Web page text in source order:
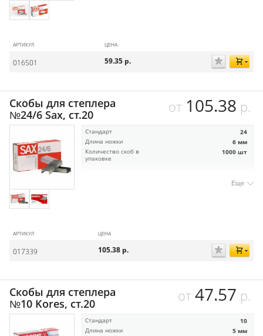
АРТИКУЛ ЦЕНА
016501 59.35 р.
Скобы для степлера
№24/6 Sax, ст.20
от 105.38 р.
Стандарт 24
Длина ножки 6 мм
Количество скоб в
упаковке
1000 шт
Еще
АРТИКУЛ ЦЕНА
017339 105.38 р.
Скобы для степлера
№10 Kores, ст.20
от 47.57 р.
Стандарт 10
Длина ножки 5 мм